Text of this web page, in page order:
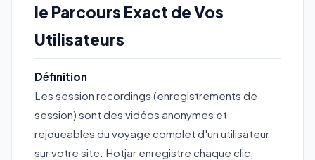
le Parcours Exact de Vos
Utilisateurs
Définition
Les session recordings (enregistrements de
session) sont des vidéos anonymes et
rejoueables du voyage complet d'un utilisateur
sur votre site. Hotjar enregistre chaque clic,